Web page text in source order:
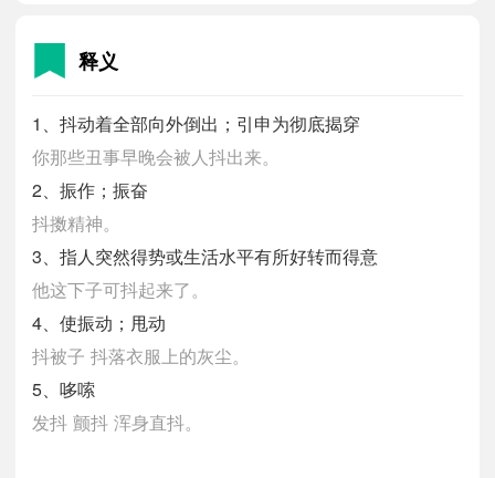
释义
1、抖动着全部向外倒出；引申为彻底揭穿
你那些丑事早晚会被人抖出来。
2、振作；振奋
抖擞精神。
3、指人突然得势或生活水平有所好转而得意
他这下子可抖起来了。
4、使振动；甩动
抖被子 抖落衣服上的灰尘。
5、哆嗦
发抖 颤抖 浑身直抖。